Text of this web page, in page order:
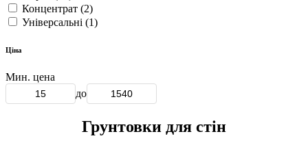
Глибокого проникнення
Грунтуючі фарби
до